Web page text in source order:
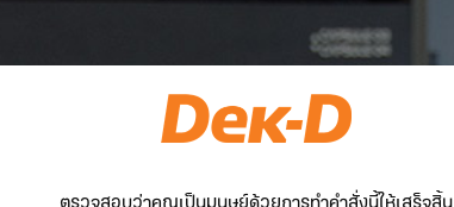
ตรวจสอบว่าคุณเป็นมนุษย์ด้วยการทำคำสั่งนี้ให้เสร็จสิ้น